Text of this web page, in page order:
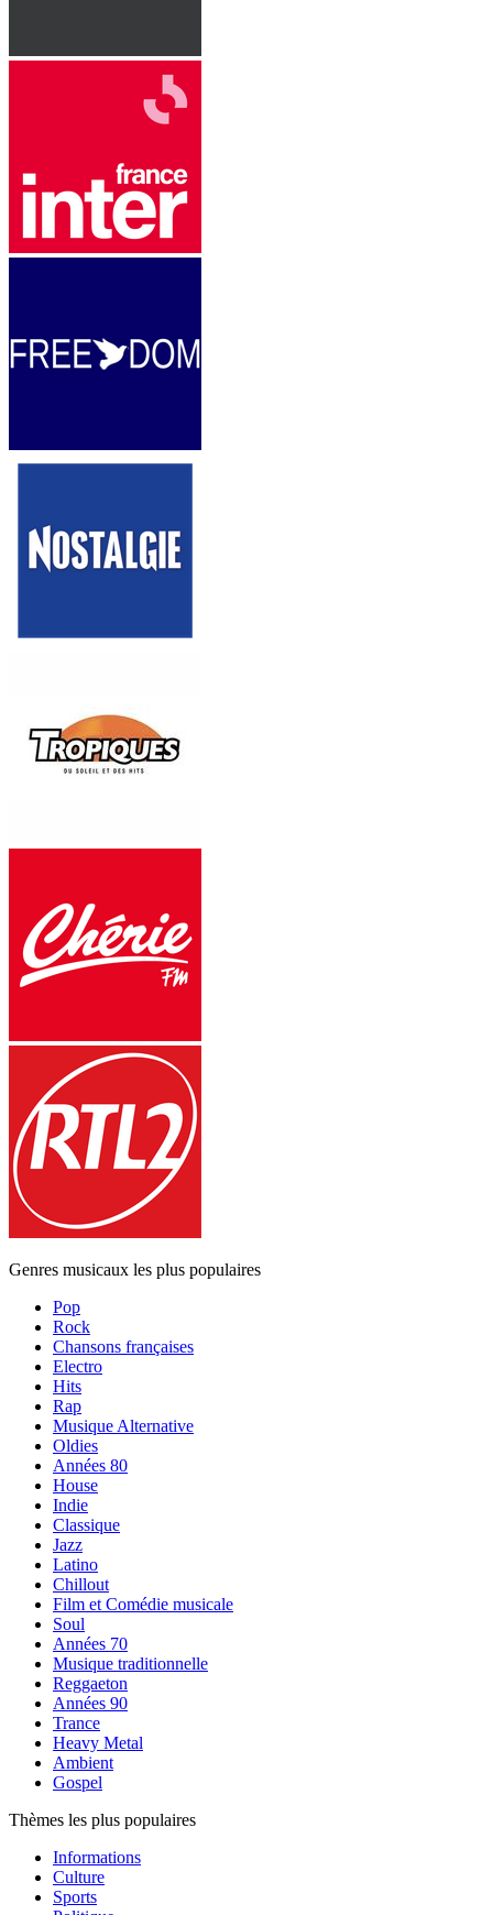
Genres musicaux les plus populaires
Pop
Rock
Chansons françaises
Electro
Hits
Rap
Musique Alternative
Oldies
Années 80
House
Indie
Classique
Jazz
Latino
Chillout
Film et Comédie musicale
Soul
Années 70
Musique traditionnelle
Reggaeton
Années 90
Trance
Heavy Metal
Ambient
Gospel
Thèmes les plus populaires
Informations
Culture
Sports